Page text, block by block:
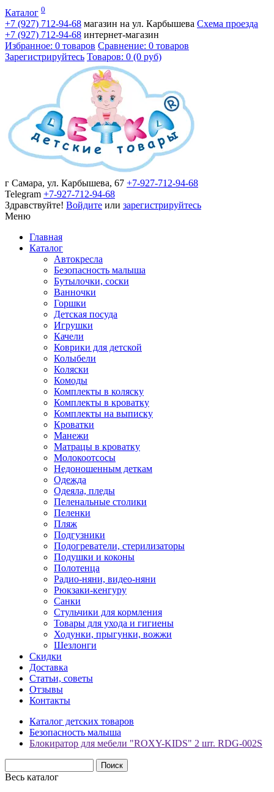
Каталог 0
+7 (927) 712-94-68 магазин на ул. Карбышева Схема проезда
+7 (927) 712-94-68 интернет-магазин
Избранное: 0 товаров Сравнение: 0 товаров
Зарегистрируйтесь Товаров: 0 (0 руб)
г Самара, ул. Карбышева, 67 +7-927-712-94-68
Telegram +7-927-712-94-68
Здравствуйте! Войдите или зарегистрируйтесь
Меню
Главная
Каталог
Автокресла
Безопасность малыша
Бутылочки, соски
Ванночки
Горшки
Детская посуда
Игрушки
Качели
Коврики для детской
Колыбели
Коляски
Комоды
Комплекты в коляску
Комплекты в кроватку
Комплекты на выписку
Кроватки
Манежи
Матрацы в кроватку
Молокоотсосы
Недоношенным деткам
Одежда
Одеяла, пледы
Пеленальные столики
Пеленки
Пляж
Подгузники
Подогреватели, стерилизаторы
Подушки и коконы
Полотенца
Радио-няни, видео-няни
Рюкзаки-кенгуру
Санки
Стульчики для кормления
Товары для ухода и гигиены
Ходунки, прыгунки, вожжи
Шезлонги
Скидки
Доставка
Статьи, советы
Отзывы
Контакты
Каталог детских товаров
Безопасность малыша
Блокиратор для мебели "ROXY-KIDS" 2 шт. RDG-002S
Весь каталог